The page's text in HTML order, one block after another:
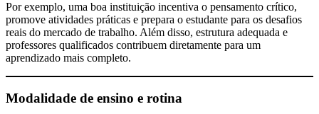
Por exemplo, uma boa instituição incentiva o pensamento crítico,
promove atividades práticas e prepara o estudante para os desafios
reais do mercado de trabalho. Além disso, estrutura adequada e
professores qualificados contribuem diretamente para um
aprendizado mais completo.
Modalidade de ensino e rotina